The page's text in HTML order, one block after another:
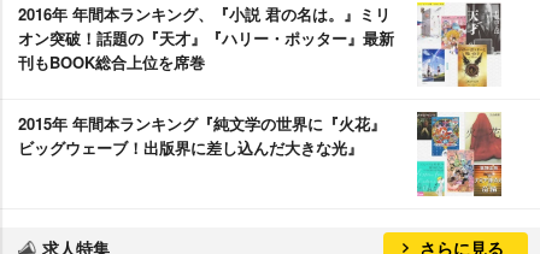
2016年 年間本ランキング、『小説 君の名は。』ミリ
オン突破！話題の『天才』『ハリー・ポッター』最新
刊もBOOK総合上位を席巻
2015年 年間本ランキング『純文学の世界に『火花』
ビッグウェーブ！出版界に差し込んだ大きな光』
求人特集 さらに見る